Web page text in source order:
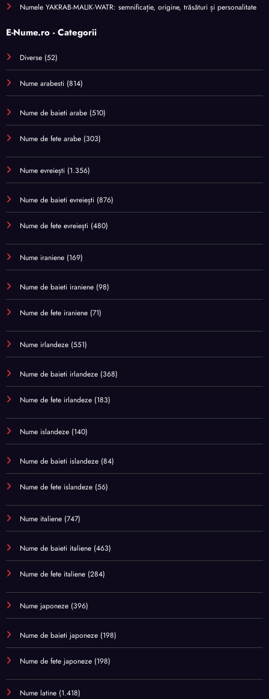
Numele YAKRAB-MALIK-WATR: semnificație, origine, trăsături și personalitate
E-Nume.ro - Categorii
Diverse (52)
Nume arabesti (814)
Nume de baieti arabe (510)
Nume de fete arabe (303)
Nume evreiești (1.356)
Nume de baieti evreiești (876)
Nume de fete evreiești (480)
Nume iraniene (169)
Nume de baieti iraniene (98)
Nume de fete iraniene (71)
Nume irlandeze (551)
Nume de baieti irlandeze (368)
Nume de fete irlandeze (183)
Nume islandeze (140)
Nume de baieti islandeze (84)
Nume de fete islandeze (56)
Nume italiene (747)
Nume de baieti italiene (463)
Nume de fete italiene (284)
Nume japoneze (396)
Nume de baieti japoneze (198)
Nume de fete japoneze (198)
Nume latine (1.418)